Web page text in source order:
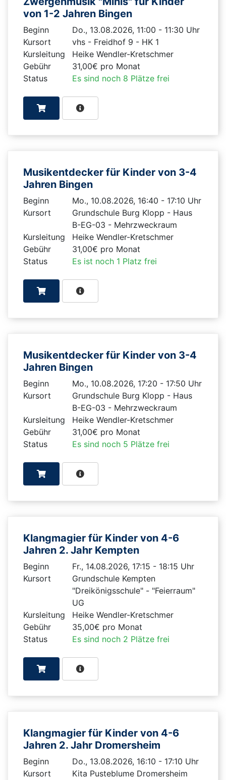
von 1-2 Jahren Bingen
Beginn
Do., 13.08.2026, 11:00 - 11:30 Uhr
Kursort
vhs - Freidhof 9 - HK 1
Kursleitung
Heike Wendler-Kretschmer
Gebühr
31,00€ pro Monat
Status
Es sind noch 8 Plätze frei
Musikentdecker für Kinder von 3-4
Jahren Bingen
Beginn
Mo., 10.08.2026, 16:40 - 17:10 Uhr
Kursort
Grundschule Burg Klopp - Haus
B-EG-03 - Mehrzweckraum
Kursleitung
Heike Wendler-Kretschmer
Gebühr
31,00€ pro Monat
Status
Es ist noch 1 Platz frei
Musikentdecker für Kinder von 3-4
Jahren Bingen
Beginn
Mo., 10.08.2026, 17:20 - 17:50 Uhr
Kursort
Grundschule Burg Klopp - Haus
B-EG-03 - Mehrzweckraum
Kursleitung
Heike Wendler-Kretschmer
Gebühr
31,00€ pro Monat
Status
Es sind noch 5 Plätze frei
Klangmagier für Kinder von 4-6
Jahren 2. Jahr Kempten
Beginn
Fr., 14.08.2026, 17:15 - 18:15 Uhr
Kursort
Grundschule Kempten
"Dreikönigsschule" - "Feierraum"
UG
Kursleitung
Heike Wendler-Kretschmer
Gebühr
35,00€ pro Monat
Status
Es sind noch 2 Plätze frei
Klangmagier für Kinder von 4-6
Jahren 2. Jahr Dromersheim
Beginn
Do., 13.08.2026, 16:10 - 17:10 Uhr
Kursort
Kita Pusteblume Dromersheim